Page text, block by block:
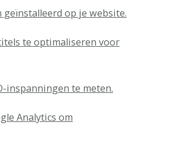
geïnstalleerd op je website.
te optimaliseren voor
inspanningen te meten.
Analytics om